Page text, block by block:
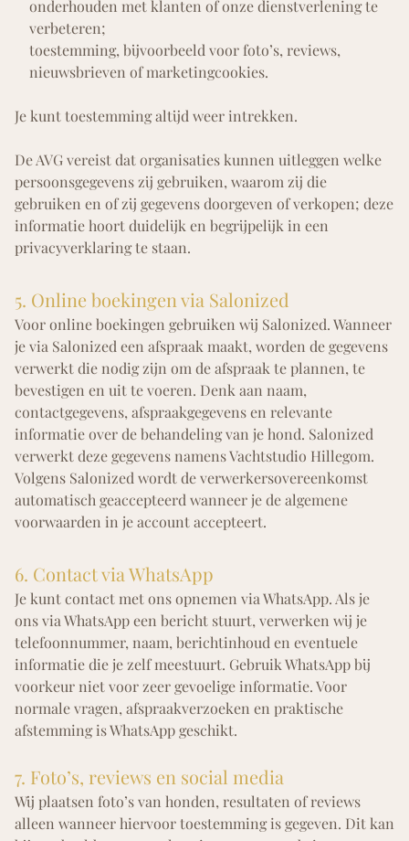
onderhouden met klanten of onze dienstverlening te
verbeteren;
toestemming, bijvoorbeeld voor foto’s, reviews,
nieuwsbrieven of marketingcookies.
Je kunt toestemming altijd weer intrekken.
De AVG vereist dat organisaties kunnen uitleggen welke
persoonsgegevens zij gebruiken, waarom zij die
gebruiken en of zij gegevens doorgeven of verkopen; deze
informatie hoort duidelijk en begrijpelijk in een
privacyverklaring te staan.
5. Online boekingen via Salonized
Voor online boekingen gebruiken wij Salonized. Wanneer
je via Salonized een afspraak maakt, worden de gegevens
verwerkt die nodig zijn om de afspraak te plannen, te
bevestigen en uit te voeren. Denk aan naam,
contactgegevens, afspraakgegevens en relevante
informatie over de behandeling van je hond. Salonized
verwerkt deze gegevens namens Vachtstudio Hillegom.
Volgens Salonized wordt de verwerkersovereenkomst
automatisch geaccepteerd wanneer je de algemene
voorwaarden in je account accepteert.
6. Contact via WhatsApp
Je kunt contact met ons opnemen via WhatsApp. Als je
ons via WhatsApp een bericht stuurt, verwerken wij je
telefoonnummer, naam, berichtinhoud en eventuele
informatie die je zelf meestuurt. Gebruik WhatsApp bij
voorkeur niet voor zeer gevoelige informatie. Voor
normale vragen, afspraakverzoeken en praktische
afstemming is WhatsApp geschikt.
7. Foto’s, reviews en social media
Wij plaatsen foto’s van honden, resultaten of reviews
alleen wanneer hiervoor toestemming is gegeven. Dit kan